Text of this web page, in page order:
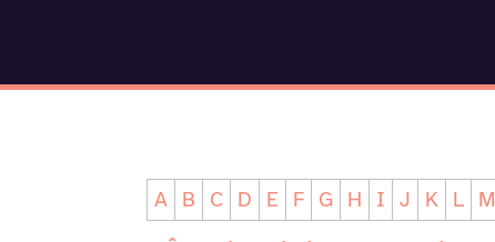
A B C D E F G H I J K L M